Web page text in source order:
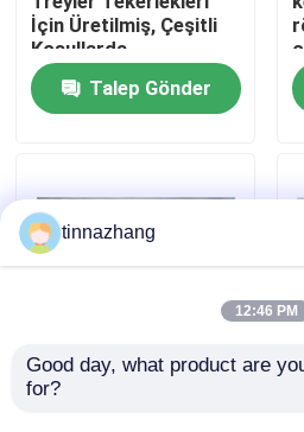
Kalite kontrol
Bizimle iletişime geçin
Bir teklif isteği
Kauçuk yağ keçesi
İçin Üretilmiş, Çeşitli
Koşullarda
Sızdırmazlık Sağlayan
Dingil Yağ Keçeleri
Talep Gönder
Düşük Basınçlı Orta
tinnazhang
12:46 PM
Good day, what product are
for?